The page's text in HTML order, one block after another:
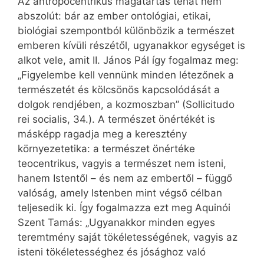
abszolút: bár az ember ontológiai, etikai,
biológiai szempontból különbözik a természet
emberen kívüli részétől, ugyanakkor egységet is
alkot vele, amit II. János Pál így fogalmaz meg:
„Figyelembe kell vennünk minden létezőnek a
természetét és kölcsönös kapcsolódását a
dolgok rendjében, a kozmoszban” (Sollicitudo
rei socialis, 34.). A természet önértékét is
másképp ragadja meg a keresztény
környezetetika: a természet önértéke
teocentrikus, vagyis a természet nem isteni,
hanem Istentől – és nem az embertől – függő
valóság, amely Istenben mint végső célban
teljesedik ki. Így fogalmazza ezt meg Aquinói
Szent Tamás: „Ugyanakkor minden egyes
teremtmény saját tökéletességének, vagyis az
isteni tökéletességhez és jósághoz való